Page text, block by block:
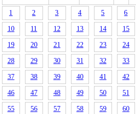
1 2 3 4 5 6
10 11 12 13 14 15
19 20 21 22 23 24
28 29 30 31 32 33
37 38 39 40 41 42
46 47 48 49 50 51
55 56 57 58 59 60